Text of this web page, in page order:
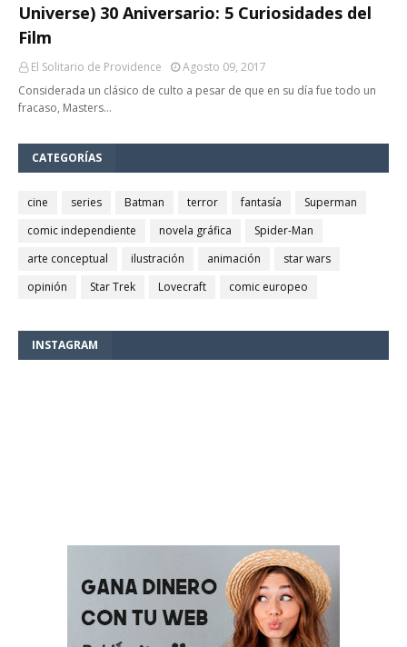
Universe) 30 Aniversario: 5 Curiosidades del
Film
El Solitario de Providence
Agosto 09, 2017
Considerada un clásico de culto a pesar de que en su día fue todo un
fracaso, Masters…
CATEGORÍAS
cine series Batman terror fantasía
Superman
comic independiente
novela gráfica
Spider-Man
arte conceptual
ilustración animación
star wars
opinión
Star Trek Lovecraft comic europeo
INSTAGRAM